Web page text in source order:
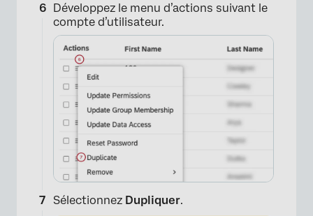
Développez le menu d’actions suivant le
compte d’utilisateur.
Sélectionnez Dupliquer.